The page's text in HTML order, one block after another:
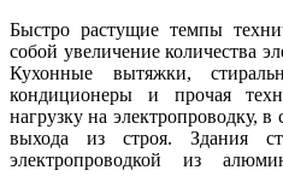
Быстро растущие темпы
собой увеличение количества
Кухонные вытяжки,
кондиционеры и прочая
нагрузку на электропроводку, в
выхода из строя. Здания
электропроводкой из